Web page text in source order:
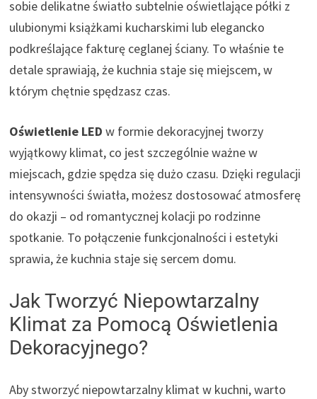
sobie delikatne światło subtelnie oświetlające półki z
ulubionymi książkami kucharskimi lub elegancko
podkreślające fakturę ceglanej ściany. To właśnie te
detale sprawiają, że kuchnia staje się miejscem, w
którym chętnie spędzasz czas.
Oświetlenie LED w formie dekoracyjnej tworzy
wyjątkowy klimat, co jest szczególnie ważne w
miejscach, gdzie spędza się dużo czasu. Dzięki regulacji
intensywności światła, możesz dostosować atmosferę
do okazji – od romantycznej kolacji po rodzinne
spotkanie. To połączenie funkcjonalności i estetyki
sprawia, że kuchnia staje się sercem domu.
Jak Tworzyć Niepowtarzalny
Klimat za Pomocą Oświetlenia
Dekoracyjnego?
Aby stworzyć niepowtarzalny klimat w kuchni, warto